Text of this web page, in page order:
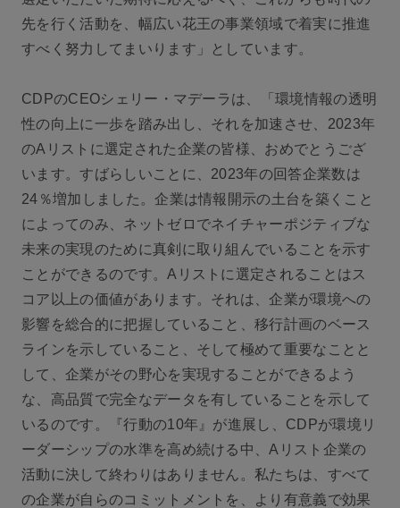
先を行く活動を、幅広い花王の事業領域で着実に推進
すべく努力してまいります」としています。
CDPのCEOシェリー・マデーラは、「環境情報の透明
性の向上に一歩を踏み出し、それを加速させ、2023年
のAリストに選定された企業の皆様、おめでとうござ
います。すばらしいことに、2023年の回答企業数は
24％増加しました。企業は情報開示の土台を築くこと
によってのみ、ネットゼロでネイチャーポジティブな
未来の実現のために真剣に取り組んでいることを示す
ことができるのです。Aリストに選定されることはス
コア以上の価値があります。それは、企業が環境への
影響を総合的に把握していること、移行計画のベース
ラインを示していること、そして極めて重要なことと
して、企業がその野心を実現することができるよう
な、高品質で完全なデータを有していることを示して
いるのです。『行動の10年』が進展し、CDPが環境リ
ーダーシップの水準を高め続ける中、Aリスト企業の
活動に決して終わりはありません。私たちは、すべて
の企業が自らのコミットメントを、より有意義で効果